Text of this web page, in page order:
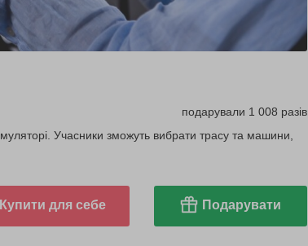
подарували 1 008 разів
Учасники зможуть вибрати трасу та машини,
Купити для себе Подарувати